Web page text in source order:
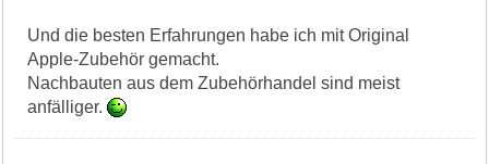
Und die besten Erfahrungen habe ich mit Original
Apple-Zubehör gemacht.
Nachbauten aus dem Zubehörhandel sind meist
anfälliger.